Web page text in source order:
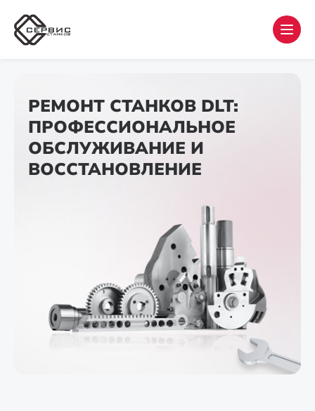
РЕМОНТ СТАНКОВ DLT:
ПРОФЕССИОНАЛЬНОЕ
ОБСЛУЖИВАНИЕ И
ВОССТАНОВЛЕНИЕ